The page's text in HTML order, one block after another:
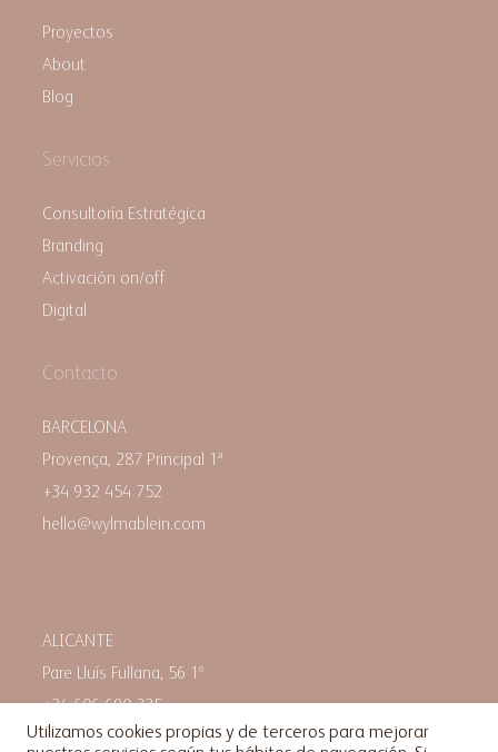
Proyectos
About
Blog
Servicios
Consultoría Estratégica
Branding
Activación on/off
Digital
Contacto
BARCELONA
Provença, 287 Principal 1ª
+34 932 454 752
hello@wylmablein.com
ALICANTE
Pare Lluís Fullana, 56 1º
+34 606 690 335
hello@wylmablein.com
Utilizamos cookies propias y de terceros para mejorar